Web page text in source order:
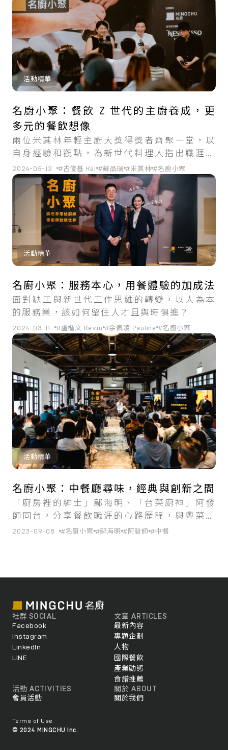
活動精華
名廚小聚：餐飲 Z 世代的主廚養成，更
多元的餐飲想像
兩位米其林年輕主廚大獎得獎者齊聚一堂，以
自身經驗和觀點，為新世代料理人指出職涯前
進方向。
2024-05-13 #古俊基 Kei #蘇品瑞 #米其林 #名廚小聚
活動精華
名廚小聚：服務本心，用餐體驗的加成法
面對缺工與新世代工作思維的轉變，以人為本
的服務業，該如何留住人才且與時俱進？
2024-03-11 #盧楷文 Kevin #余佩凌 Pauline #名廚小聚
活動精華
名廚小聚：中餐廳尋味，經典與創新之間
「廚房裡的紳士」鄔海明、「台菜廚神」阿發
師同台，分享餐飲職涯的心路歷程，與粵菜和
台菜如何在經典中萌發創新之舉。
2023-09-08 #名廚小聚 #鄔海明 #阿發師 #中餐
社群 SOCIAL
Facebook
Instagram
LinkedIn
LINE
文章 ARTICLES
最新內容
專題企劃
人物
國際餐飲
產業動態
食譜推薦
活動 ACTIVITIES
會員活動
關於 ABOUT
關於我們
Terms of Use
© 2024 MINGCHU Inc.